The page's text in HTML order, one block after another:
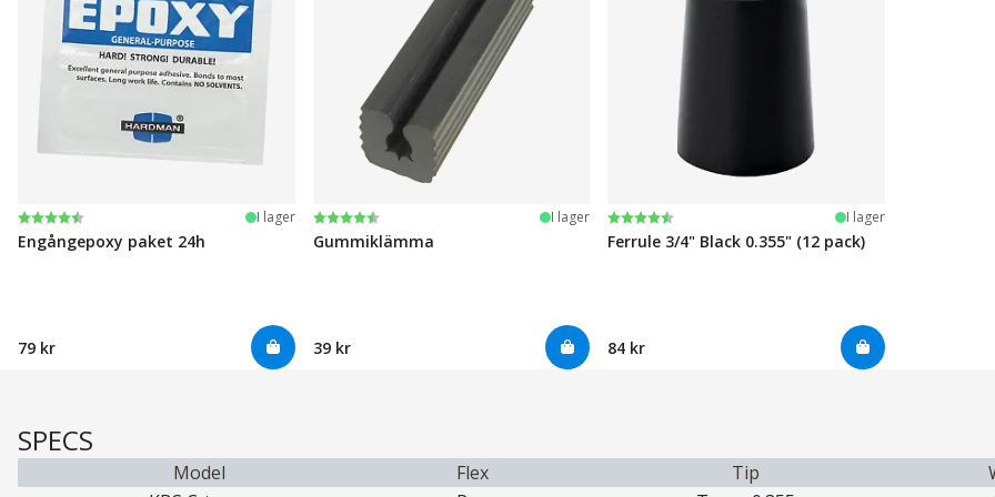
Betyg:
4.6 utav 5 stjärnor I lager
Engångepoxy paket 24h
79 kr
Betyg:
4.6 utav 5 stjärnor I lager
Gummiklämma
39 kr
Betyg:
4.7 utav 5 stjärnor I lager
Ferrule 3/4" Black 0.355" (12 pack)
84 kr
SPECS
Model Flex Tip